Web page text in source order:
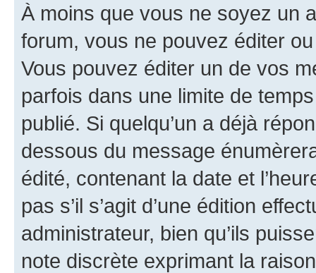
À moins que vous ne soyez un
forum, vous ne pouvez éditer
Vous pouvez éditer un de vos
parfois dans une limite de
publié. Si quelqu’un a déjà
dessous du message
édité, contenant la date et
pas s’il s’agit d’une édition
administrateur, bien qu’ils
note discrète exprimant la